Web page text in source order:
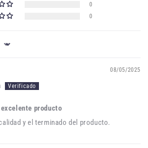
0
0
08/05/2025
producto
y el terminado del producto.